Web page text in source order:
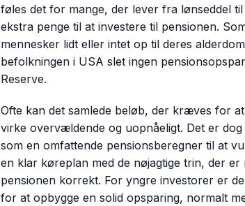
føles det for mange, der lever fra lønseddel
ekstra penge til at investere til pensionen.
mennesker lidt eller intet op til deres
befolkningen i USA slet ingen
Reserve.
Ofte kan det samlede beløb, der kræves for
virke overvældende og uopnåeligt. Det er
som en omfattende pensionsberegner til at
en klar køreplan med de nøjagtige trin, der
pensionen korrekt. For yngre investorer er
for at opbygge en solid opsparing, normalt